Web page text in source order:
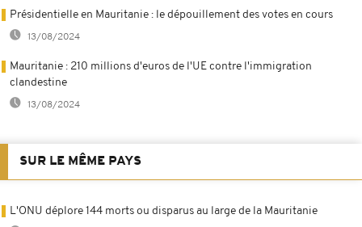
Présidentielle en Mauritanie : le dépouillement des votes en cours
13/08/2024
Mauritanie : 210 millions d'euros de l'UE contre l'immigration
clandestine
13/08/2024
SUR LE MÊME PAYS
L'ONU déplore 144 morts ou disparus au large de la Mauritanie